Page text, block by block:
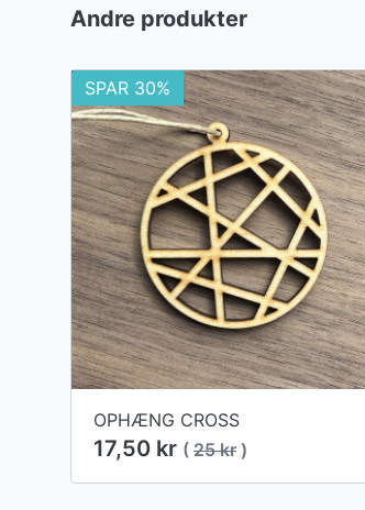
Andre produkter
SPAR 30%
OPHÆNG CROSS
17,50 kr ( 25 kr )